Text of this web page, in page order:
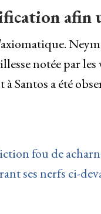
notée par
Santos a été
fou de
ses nerfs ci-